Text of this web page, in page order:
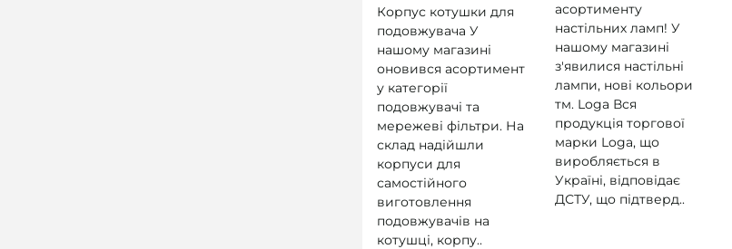
Корпус котушки для
подовжувача У
нашому магазині
оновився асортимент
у категорії
подовжувачі та
мережеві фільтри. На
склад надійшли
корпуси для
самостійного
виготовлення
подовжувачів на
котушці, корпу..
асортименту
настільних ламп! У
нашому магазині
з'явилися настільні
лампи, нові кольори
тм. Loga Вся
продукція торгової
марки Loga, що
виробляється в
Україні, відповідає
ДСТУ, що підтверд..